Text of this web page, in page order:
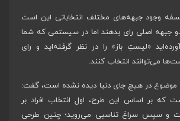
وجود جبهه‌های مختلف انتخاباتی این است
جبهه اصلی رای بدهند اما در سیستمی که شما
«لیستِ باز» را در نظر گرفته‌اید و رای
می‌توانند انتخاب کنند.
موضوع در هیچ جای دنیا دیده نشده است، گفت:
که بر اساس این طرح، اول انتخاب افراد بر
و سپس سراغ تناسبی می‌روید؛ چنین طرحی